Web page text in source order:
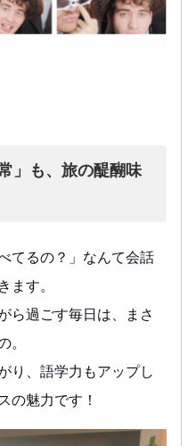
」も、旅の醍醐味
てるの？」なんて会話
ます。
ら過ごす毎日は、まさ
。
り、語学力もアップし
の魅力です！